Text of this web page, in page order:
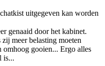
uitgegeven kan worden
genaaid door het kabinet.
meer belasting moeten
omhoog gooien... Ergo alles
is...